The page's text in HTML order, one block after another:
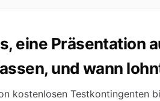
eine Präsentation
und wann
kostenlosen Testkontingenten